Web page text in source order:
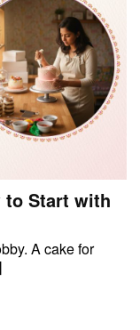
to Start with
A cake for